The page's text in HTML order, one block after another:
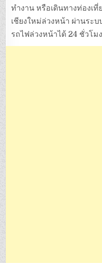
ทำงาน หรือเดินทางท่องเ
เชียงใหม่ล่วงหน้า ผ่านระ
รถไฟล่วงหน้าได้ 24 ชั่วโมง